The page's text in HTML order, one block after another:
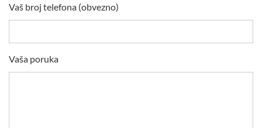
Vaš broj telefona (obvezno)
Vaša poruka